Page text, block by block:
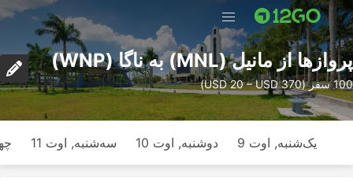
پرواز‌ها از مانیل (MNL) به ناگا (WNP)
100 سفر (USD 20 – USD 370)
یک‌شنبه, اوت 9 دوشنبه, اوت 10 سه‌شنبه, اوت 11